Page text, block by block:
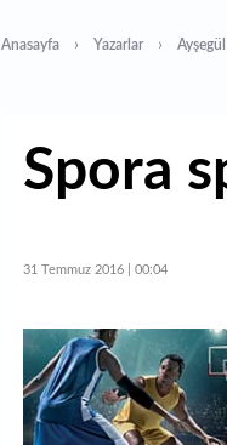
Anasayfa Yazarlar
Spora
31 Temmuz 2016 | 00:04